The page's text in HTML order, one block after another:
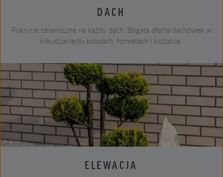
DACH
Pokrycie ceramiczne na każdy dach. Bogata oferta dachówek w
kilkudziesięciu kolorach, formatach i kształcie.
ELEWACJA